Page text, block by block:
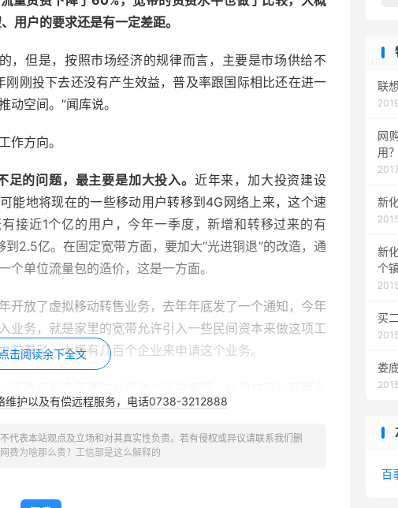
用户的要求还是有一定差距。
，但是，按照市场经济的规律而言，主要是市场供给不
刚投下去还没有产生效益，普及率跟国际相比还在进一
空间。”闻库说。
作方向。
的问题，最主要是加大投入。 近年来，加大投资建设
能地将现在的一些移动用户转移到4G网络上来，这个速
接近1个亿的用户，今年一季度，新增和转移过来的有
2.5亿。在固定宽带方面，要加大“光进铜退”的改造，通
单位流量包的造价，这是一方面。
开放了虚拟移动转售业务，去年年底发了一个通知，今年
业务，就是家里的宽带允许引入一些民间资本来做这项工
看了，大概有几百个企业来申请这个业务。
管理以及我们的业主委员会能够支持响应多家通信公司
尽可能的把铜线换成光纤，用上新技术。同时，多个公司
争，促进降价。
点击阅读余下全文
维护以及有偿远程服务，电话0738-3212888
代表本站观点及立场和对其真实性负责。若有侵权或异议请联系我们删
费为啥那么贵？工信部是这么解释的
联
网
用？
新
新
个
买
娄
百